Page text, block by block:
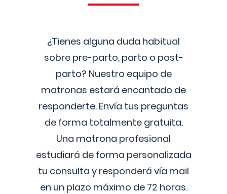
¿Tienes alguna duda habitual
sobre pre-parto, parto o post-
parto? Nuestro equipo de
matronas estará encantado de
responderte. Envía tus preguntas
de forma totalmente gratuita.
Una matrona profesional
estudiará de forma personalizada
tu consulta y responderá vía mail
en un plazo máximo de 72 horas.